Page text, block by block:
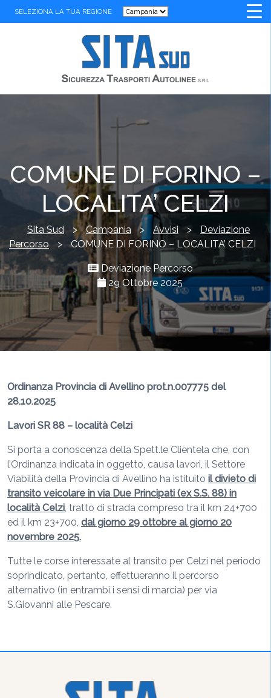
SELEZIONA LA TUA REGIONE
COMUNE DI FORINO –
LOCALITA’ CELZI
Sita Sud > Campania > Avvisi >
Deviazione
Percorso
> COMUNE DI FORINO – LOCALITA’ CELZI
Deviazione Percorso
29 Ottobre 2025
Ordinanza Provincia di Avellino prot.n.007775 del
28.10.2025
Lavori SR 88 – località Celzi
Si porta a conoscenza della Spett.le Clientela che, con
l’Ordinanza indicata in oggetto, causa lavori, il Settore
Viabilità della Provincia di Avellino ha istituito il divieto di
transito veicolare in via Due Principati (ex S.S. 88) in
località Celzi, tratto di strada compreso tra il km 24+700
ed il km 23+700, dal giorno 29 ottobre al giorno 20
novembre 2025.
Tutte le corse interessate al transito per Celzi nel periodo
soprindicato, pertanto, effettueranno il percorso
alternativo (in entrambi i sensi di marcia) per via
S.Giovanni alle Pescare.